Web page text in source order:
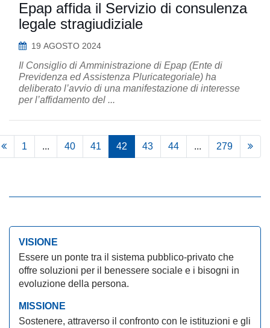
Epap affida il Servizio di consulenza
legale stragiudiziale
19 AGOSTO 2024
Il Consiglio di Amministrazione di Epap (Ente di
Previdenza ed Assistenza Pluricategoriale) ha
deliberato l’avvio di una manifestazione di interesse
per l’affidamento del ...
1 ... 40 41 42 43 44 ... 279
VISIONE
Essere un ponte tra il sistema pubblico-privato che
offre soluzioni per il benessere sociale e i bisogni in
evoluzione della persona.
MISSIONE
Sostenere, attraverso il confronto con le istituzioni e gli